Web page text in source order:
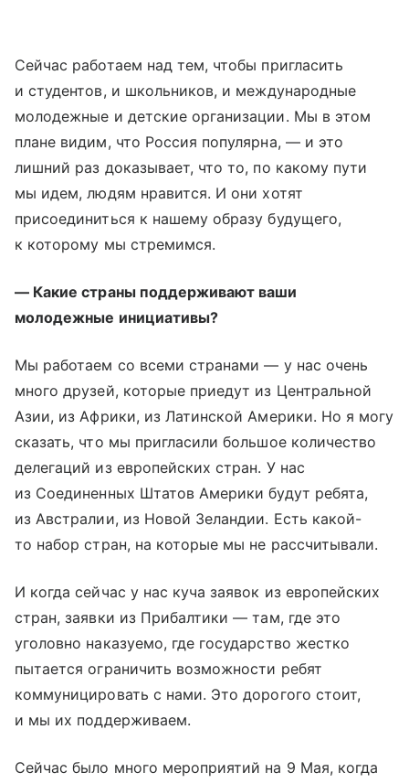
Сейчас работаем над тем, чтобы пригласить
и студентов, и школьников, и международные
молодежные и детские организации. Мы в этом
плане видим, что Россия популярна, — и это
лишний раз доказывает, что то, по какому пути
мы идем, людям нравится. И они хотят
присоединиться к нашему образу будущего,
к которому мы стремимся.
— Какие страны поддерживают ваши
молодежные инициативы?
Мы работаем со всеми странами — у нас очень
много друзей, которые приедут из Центральной
Азии, из Африки, из Латинской Америки. Но я могу
сказать, что мы пригласили большое количество
делегаций из европейских стран. У нас
из Соединенных Штатов Америки будут ребята,
из Австралии, из Новой Зеландии. Есть какой-
то набор стран, на которые мы не рассчитывали.
И когда сейчас у нас куча заявок из европейских
стран, заявки из Прибалтики — там, где это
уголовно наказуемо, где государство жестко
пытается ограничить возможности ребят
коммуницировать с нами. Это дорогого стоит,
и мы их поддерживаем.
Сейчас было много мероприятий на 9 Мая, когда